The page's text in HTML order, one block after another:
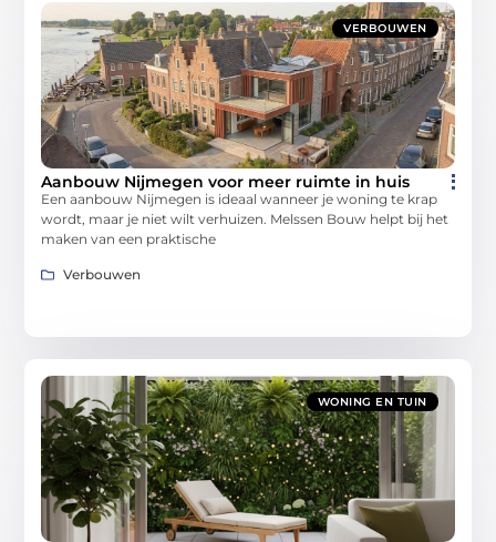
VERBOUWEN
Aanbouw Nijmegen voor meer ruimte in huis
Een aanbouw Nijmegen is ideaal wanneer je woning te krap
wordt, maar je niet wilt verhuizen. Melssen Bouw helpt bij het
maken van een praktische
Verbouwen
WONING EN TUIN